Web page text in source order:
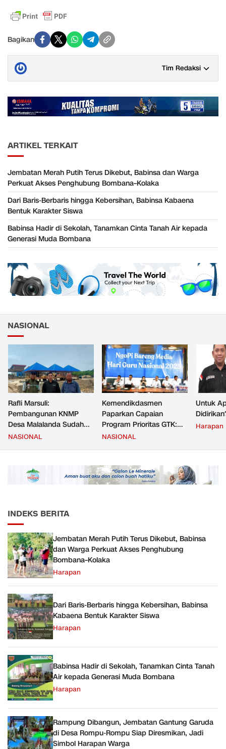
Bagikan
Tim Redaksi
ARTIKEL TERKAIT
Jembatan Merah Putih Terus Dikebut, Babinsa dan Warga
Perkuat Akses Penghubung Bombana–Kolaka
Dari Baris-Berbaris hingga Kebersihan, Babinsa Kabaena
Bentuk Karakter Siswa
Babinsa Hadir di Sekolah, Tanamkan Cinta Tanah Air kepada
Generasi Muda Bombana
NASIONAL
Rafli Marsuli:
Pembangunan KNMP
Desa Malalanda Sudah
Mencapai 69 Persen dan
JMD dan JMF
NASIONAL
Kemendikdasmen
Paparkan Capaian
Program Prioritas GTK:
Kompetensi Meningkat,
NASIONAL
Untuk
Harapan
INDEKS BERITA
Jembatan Merah Putih Terus Dikebut, Babinsa
dan Warga Perkuat Akses Penghubung
Bombana–Kolaka
Harapan
Dari Baris-Berbaris hingga Kebersihan, Babinsa
Kabaena Bentuk Karakter Siswa
Harapan
Babinsa Hadir di Sekolah, Tanamkan Cinta Tanah
Air kepada Generasi Muda Bombana
Harapan
Rampung Dibangun, Jembatan Gantung Garuda
di Desa Rompu-Rompu Siap Diresmikan, Jadi
Simbol Harapan Warga